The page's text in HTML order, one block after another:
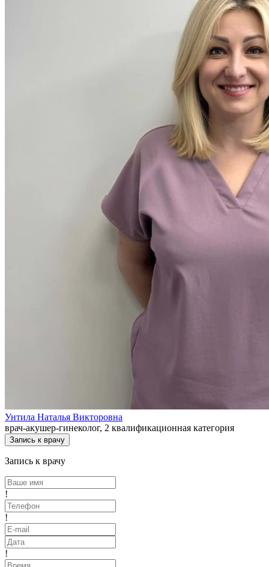
Унтила Наталья Викторовна
врач-акушер-гинеколог, 2 квалификационная категория
Запись к врачу
Запись к врачу
!
!
!